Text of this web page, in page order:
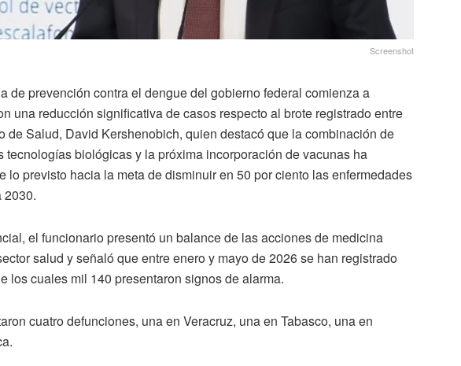
Screenshot
de prevención contra el dengue del gobierno federal comienza a
una reducción significativa de casos respecto al brote registrado entre
de Salud, David Kershenobich, quien destacó que la combinación de
tecnologías biológicas y la próxima incorporación de vacunas ha
lo previsto hacia la meta de disminuir en 50 por ciento las enfermedades
2030.
el funcionario presentó un balance de las acciones de medicina
salud y señaló que entre enero y mayo de 2026 se han registrado
los cuales mil 140 presentaron signos de alarma.
cuatro defunciones, una en Veracruz, una en Tabasco, una en